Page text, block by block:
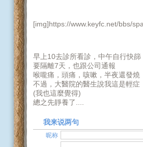
[img]https://www.keyfc.net/bbs/
早上10去診所看診，中午自行快
要隔離7天，也跟公司通報
喉嚨痛，頭痛，咳嗽，半夜還發燒
不過，大醫院的醫生說我這是輕症
(我也這麼覺得)
總之先靜養了....
我来说两句
昵称